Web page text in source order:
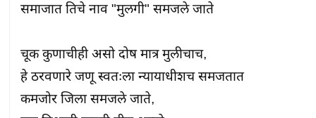
समाजात तिचे नाव "मुलगी" समजले जाते
चूक कुणाचीही असो दोष मात्र मुलीचाच,
हे ठरवणारे जणू स्वतःला न्यायाधीशच समजतात
कमजोर जिला समजले जाते,